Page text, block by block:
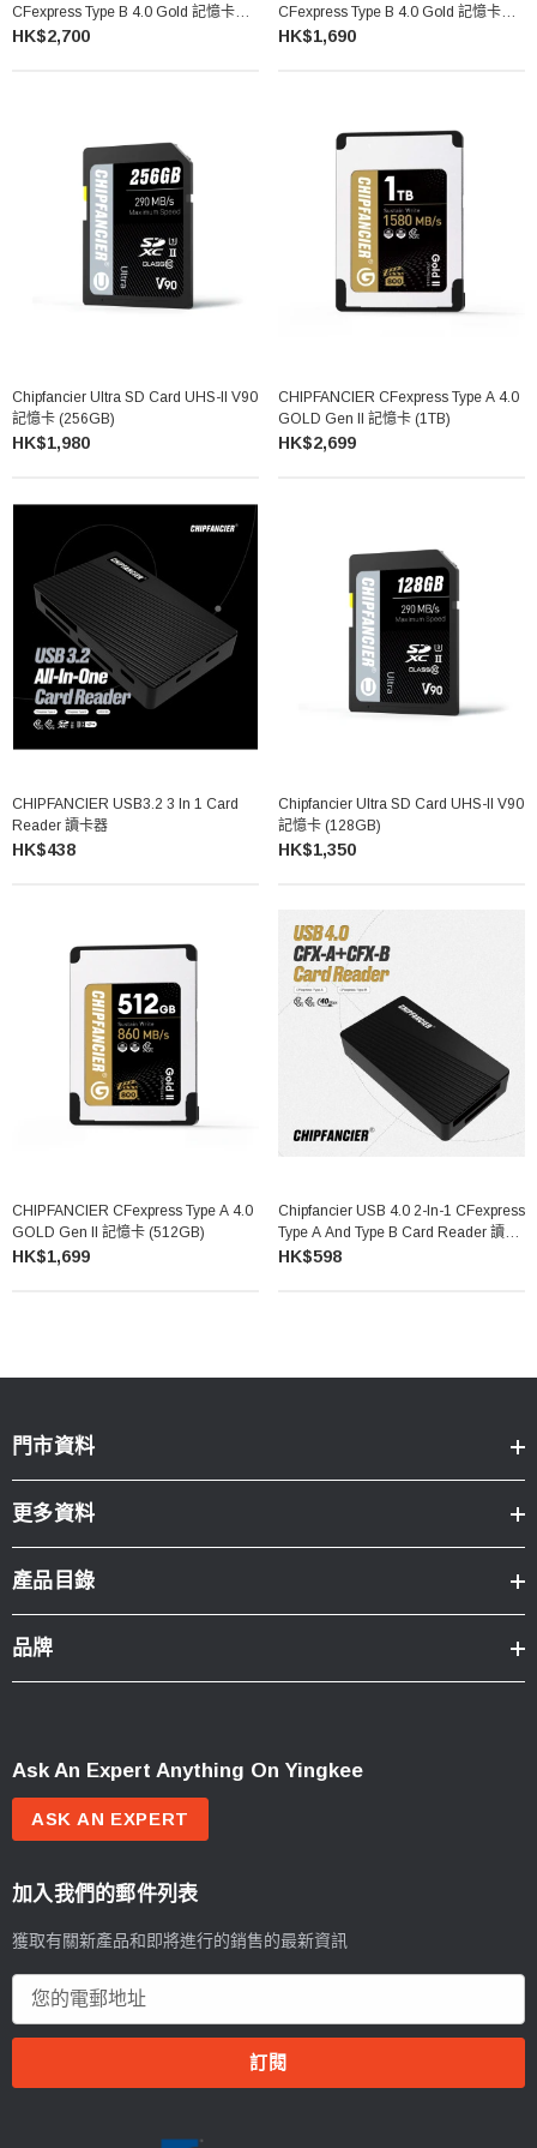
CFexpress Type B 4.0 Gold 記憶卡
(1TB)
HK$2,700
CFexpress Type B 4.0 Gold 記憶卡
(512GB)
HK$1,690
Chipfancier Ultra SD Card UHS-II V90
記憶卡 (256GB)
HK$1,980
CHIPFANCIER CFexpress Type A 4.0
GOLD Gen II 記憶卡 (1TB)
HK$2,699
CHIPFANCIER USB3.2 3 In 1 Card
Reader 讀卡器
HK$438
Chipfancier Ultra SD Card UHS-II V90
記憶卡 (128GB)
HK$1,350
CHIPFANCIER CFexpress Type A 4.0
GOLD Gen II 記憶卡 (512GB)
HK$1,699
Chipfancier USB 4.0 2-In-1 CFexpress
Type A And Type B Card Reader 讀卡
器
HK$598
門市資料
更多資料
產品目錄
品牌
Ask An Expert Anything On Yingkee
ASK AN EXPERT
加入我們的郵件列表
獲取有關新產品和即將進行的銷售的最新資訊
郵